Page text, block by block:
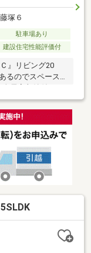
塚６
駐車場あり
建設住宅性能評価付
』リビング20
るのでスペースに
収納、廊下収
め収納スペースに
制面優遇の長期
年もつ住宅と言
ださい！※引渡